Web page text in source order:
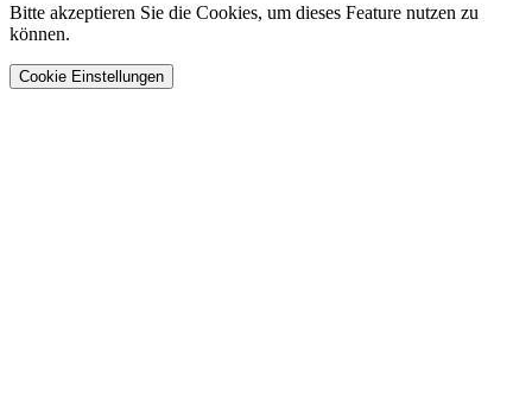
Bitte akzeptieren Sie die Cookies, um dieses Feature nutzen zu
können.
Cookie Einstellungen